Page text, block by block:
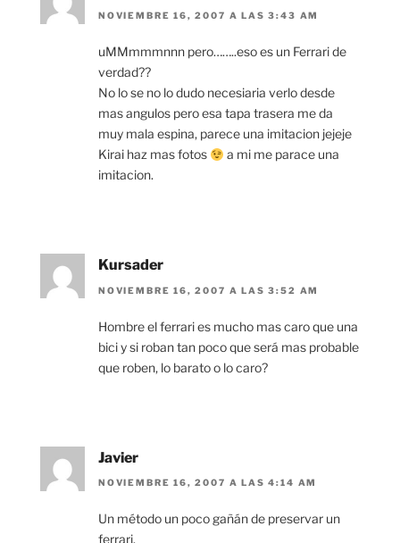
NOVIEMBRE 16, 2007 A LAS 3:43 AM
uMMmmmnnn pero……..eso es un Ferrari de
verdad??
No lo se no lo dudo necesiaria verlo desde
mas angulos pero esa tapa trasera me da
muy mala espina, parece una imitacion jejeje
Kirai haz mas fotos
a mi me parace una
imitacion.
Kursader
NOVIEMBRE 16, 2007 A LAS 3:52 AM
Hombre el ferrari es mucho mas caro que una
bici y si roban tan poco que será mas probable
que roben, lo barato o lo caro?
Javier
NOVIEMBRE 16, 2007 A LAS 4:14 AM
Un método un poco gañán de preservar un
ferrari.